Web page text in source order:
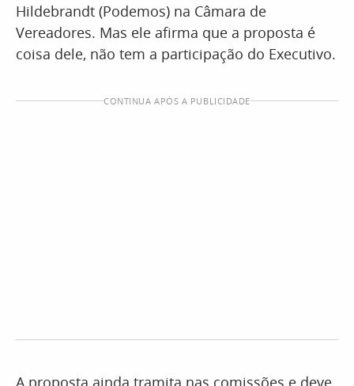
Hildebrandt (Podemos) na Câmara de
Vereadores. Mas ele afirma que a proposta é
coisa dele, não tem a participação do Executivo.
CONTINUA APÓS A PUBLICIDADE
A proposta ainda tramita nas comissões e deve